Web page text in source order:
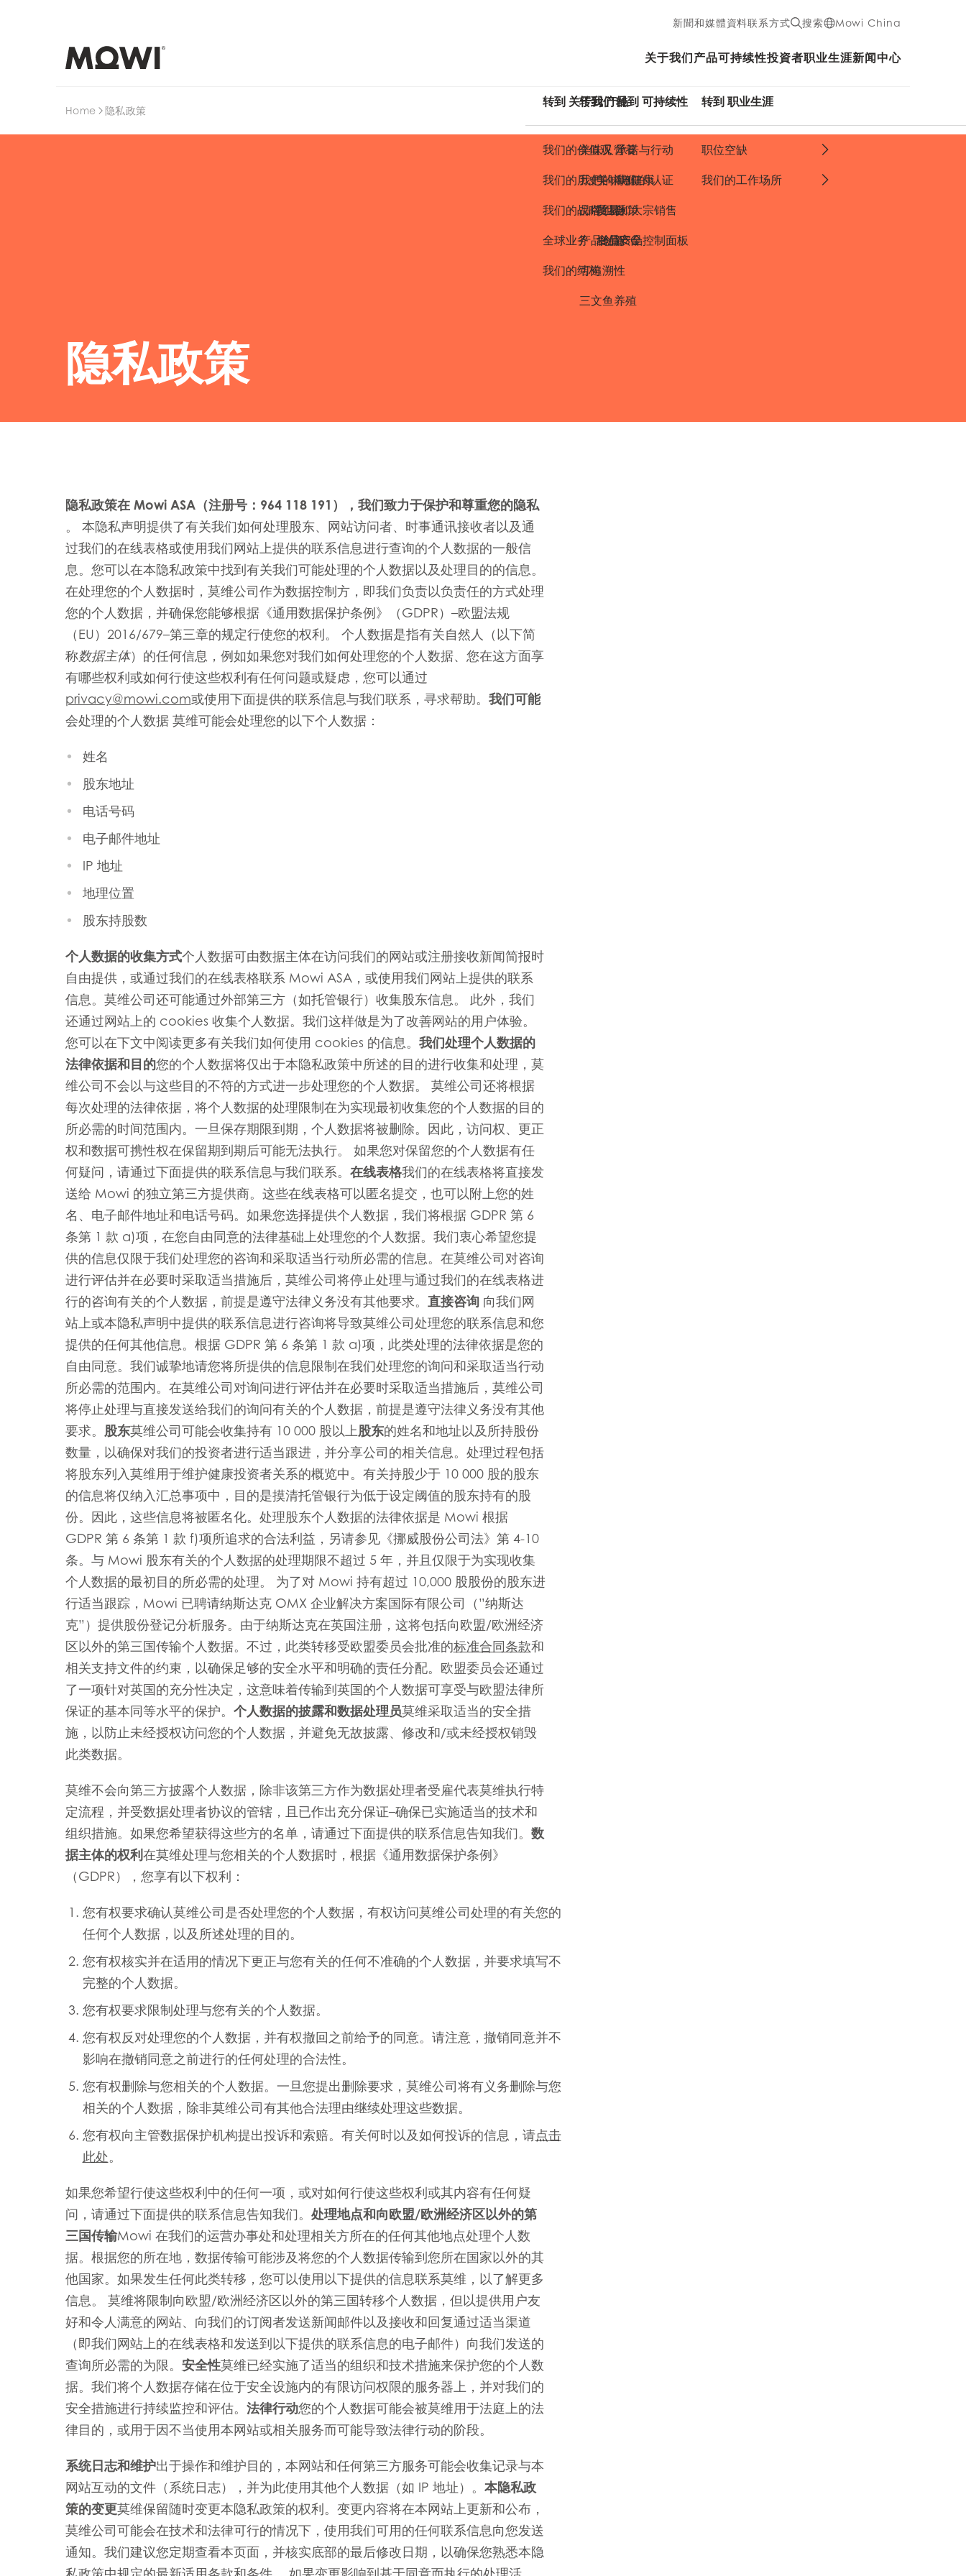
新聞和媒體資料联系方式 搜索 Mowi China
关于我们
转到 关于我们
我们的价值观
我们的历史
我们的战略
全球业务
我们的结构
产品
转到 产品
美味又營養
美味与健康
质量
食品安全
我們的海鮮
贸易和大宗销售
增值产品
品牌组合
产品创新
可追溯性
三文鱼养殖
可持续性
转到 可持续性
承诺与行动
我们的认证
政策
ASC 控制面板
投資者职业生涯
转到 职业生涯
职位空缺
我们的工作场所
新闻中心
Mowi Global
Asia
Mowi China ACTIVE
Mowi Japan
Mowi Korea
Europe
Mowi Belgium (FR)
Mowi Belgium (NL)
Mowi Czechia (CZ)
Mowi Czechia (EN)
Mowi Faroe Islands
Mowi France
Mowi Germany
Mowi Ireland
Mowi Italy
Mowi Netherlands
Americas
Mowi Canada East
Mowi Canada West
Mowi Chile
继续
Home 隐私政策
隐私政策
隐私政策在 Mowi ASA（注册号：964 118 191），我们致力于保护和尊重您的隐私
。 本隐私声明提供了有关我们如何处理股东、网站访问者、时事通讯接收者以及通
过我们的在线表格或使用我们网站上提供的联系信息进行查询的个人数据的一般信
息。您可以在本隐私政策中找到有关我们可能处理的个人数据以及处理目的的信息。
在处理您的个人数据时，莫维公司作为数据控制方，即我们负责以负责任的方式处理
您的个人数据，并确保您能够根据《通用数据保护条例》（GDPR）–欧盟法规
（EU）2016/679–第三章的规定行使您的权利。 个人数据是指有关自然人（以下简
称数据主体）的任何信息，例如如果您对我们如何处理您的个人数据、您在这方面享
有哪些权利或如何行使这些权利有任何问题或疑虑，您可以通过
privacy@mowi.com或使用下面提供的联系信息与我们联系，寻求帮助。 我们可能
会处理的个人数据 莫维可能会处理您的以下个人数据：
姓名
股东地址
电话号码
电子邮件地址
IP 地址
地理位置
股东持股数
个人数据的收集方式个人数据可由数据主体在访问我们的网站或注册接收新闻简报时
自由提供，或通过我们的在线表格联系 Mowi ASA，或使用我们网站上提供的联系
信息。莫维公司还可能通过外部第三方（如托管银行）收集股东信息。 此外，我们
还通过网站上的 cookies 收集个人数据。我们这样做是为了改善网站的用户体验。
您可以在下文中阅读更多有关我们如何使用 cookies 的信息。 我们处理个人数据的
法律依据和目的您的个人数据将仅出于本隐私政策中所述的目的进行收集和处理，莫
维公司不会以与这些目的不符的方式进一步处理您的个人数据。 莫维公司还将根据
每次处理的法律依据，将个人数据的处理限制在为实现最初收集您的个人数据的目的
所必需的时间范围内。一旦保存期限到期，个人数据将被删除。因此，访问权、更正
权和数据可携性权在保留期到期后可能无法执行。 如果您对保留您的个人数据有任
何疑问，请通过下面提供的联系信息与我们联系。 在线表格我们的在线表格将直接发
送给 Mowi 的独立第三方提供商。这些在线表格可以匿名提交，也可以附上您的姓
名、电子邮件地址和电话号码。如果您选择提供个人数据，我们将根据 GDPR 第 6
条第 1 款 a)项，在您自由同意的法律基础上处理您的个人数据。我们衷心希望您提
供的信息仅限于我们处理您的咨询和采取适当行动所必需的信息。在莫维公司对咨询
进行评估并在必要时采取适当措施后，莫维公司将停止处理与通过我们的在线表格进
行的咨询有关的个人数据，前提是遵守法律义务没有其他要求。 直接咨询 向我们网
站上或本隐私声明中提供的联系信息进行咨询将导致莫维公司处理您的联系信息和您
提供的任何其他信息。根据 GDPR 第 6 条第 1 款 a)项，此类处理的法律依据是您的
自由同意。我们诚挚地请您将所提供的信息限制在我们处理您的询问和采取适当行动
所必需的范围内。在莫维公司对询问进行评估并在必要时采取适当措施后，莫维公司
将停止处理与直接发送给我们的询问有关的个人数据，前提是遵守法律义务没有其他
要求。
股东莫维公司可能会收集持有 10 000 股以上股东的姓名和地址以及所持股份
数量，以确保对我们的投资者进行适当跟进，并分享公司的相关信息。处理过程包括
将股东列入莫维用于维护健康投资者关系的概览中。有关持股少于 10 000 股的股东
的信息将仅纳入汇总事项中，目的是摸清托管银行为低于设定阈值的股东持有的股
份。因此，这些信息将被匿名化。处理股东个人数据的法律依据是 Mowi 根据
GDPR 第 6 条第 1 款 f)项所追求的合法利益，另请参见《挪威股份公司法》第 4-10
条。与 Mowi 股东有关的个人数据的处理期限不超过 5 年，并且仅限于为实现收集
个人数据的最初目的所必需的处理。 为了对 Mowi 持有超过 10,000 股股份的股东进
行适当跟踪，Mowi 已聘请纳斯达克 OMX 企业解决方案国际有限公司（”纳斯达
克”）提供股份登记分析服务。由于纳斯达克在英国注册，这将包括向欧盟/欧洲经济
区以外的第三国传输个人数据。不过，此类转移受欧盟委员会批准的标准合同条款和
相关支持文件的约束，以确保足够的安全水平和明确的责任分配。欧盟委员会还通过
了一项针对英国的充分性决定，这意味着传输到英国的个人数据可享受与欧盟法律所
保证的基本同等水平的保护。 个人数据的披露和数据处理员莫维采取适当的安全措
施，以防止未经授权访问您的个人数据，并避免无故披露、修改和/或未经授权销毁
此类数据。
莫维不会向第三方披露个人数据，除非该第三方作为数据处理者受雇代表莫维执行特
定流程，并受数据处理者协议的管辖，且已作出充分保证–确保已实施适当的技术和
组织措施。如果您希望获得这些方的名单，请通过下面提供的联系信息告知我们。 数
据主体的权利在莫维处理与您相关的个人数据时，根据《通用数据保护条例》
（GDPR），您享有以下权利：
您有权要求确认莫维公司是否处理您的个人数据，有权访问莫维公司处理的有关您的
任何个人数据，以及所述处理的目的。
您有权核实并在适用的情况下更正与您有关的任何不准确的个人数据，并要求填写不
完整的个人数据。
您有权要求限制处理与您有关的个人数据。
您有权反对处理您的个人数据，并有权撤回之前给予的同意。请注意，撤销同意并不
影响在撤销同意之前进行的任何处理的合法性。
您有权删除与您相关的个人数据。一旦您提出删除要求，莫维公司将有义务删除与您
相关的个人数据，除非莫维公司有其他合法理由继续处理这些数据。
您有权向主管数据保护机构提出投诉和索赔。有关何时以及如何投诉的信息，请点击
此处。
如果您希望行使这些权利中的任何一项，或对如何行使这些权利或其内容有任何疑
问，请通过下面提供的联系信息告知我们。 处理地点和向欧盟/欧洲经济区以外的第
三国传输Mowi 在我们的运营办事处和处理相关方所在的任何其他地点处理个人数
据。根据您的所在地，数据传输可能涉及将您的个人数据传输到您所在国家以外的其
他国家。如果发生任何此类转移，您可以使用以下提供的信息联系莫维，以了解更多
信息。 莫维将限制向欧盟/欧洲经济区以外的第三国转移个人数据，但以提供用户友
好和令人满意的网站、向我们的订阅者发送新闻邮件以及接收和回复通过适当渠道
（即我们网站上的在线表格和发送到以下提供的联系信息的电子邮件）向我们发送的
查询所必需的为限。 安全性莫维已经实施了适当的组织和技术措施来保护您的个人数
据。我们将个人数据存储在位于安全设施内的有限访问权限的服务器上，并对我们的
安全措施进行持续监控和评估。 法律行动您的个人数据可能会被莫维用于法庭上的法
律目的，或用于因不当使用本网站或相关服务而可能导致法律行动的阶段。
系统日志和维护出于操作和维护目的，本网站和任何第三方服务可能会收集记录与本
网站互动的文件（系统日志），并为此使用其他个人数据（如 IP 地址）。 本隐私政
策的变更莫维保留随时变更本隐私政策的权利。变更内容将在本网站上更新和公布，
莫维公司可能会在技术和法律可行的情况下，使用我们可用的任何联系信息向您发送
通知。我们建议您定期查看本页面，并核实底部的最后修改日期，以确保您熟悉本隐